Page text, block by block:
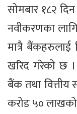
सोमबार १८२
नवीकरणका
मात्रै बैंकहरुलाई
खरिद गरेको छ ।
बैंक तथा
करोड ५०